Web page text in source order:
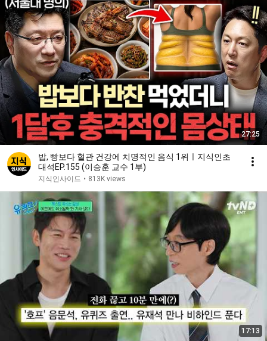
27:25
밥, 빵보다 혈관 건강에 치명적인 음식 1위ㅣ지식인초
대석EP.155 (이승훈 교수 1부)
지식인사이드 • 813K views
17:13